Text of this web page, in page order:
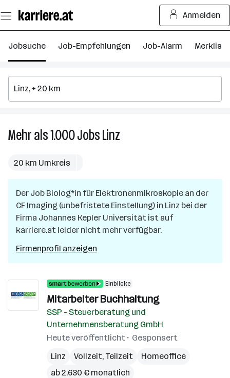
Seiteninhalt
springen
Anmelden
Jobsuche Job-Empfehlungen Job-Alarm Merkliste
Mehr als 1.000JobsLinz
in
Linz
20 km Umkreis
Der Job Biolog*in für Elektronenmikroskopie an der
CF Imaging (unbefristete Einstellung) in Linz bei der
Firma Johannes Kepler Universität ist auf
karriere.at leider nicht mehr verfügbar.
Firmenprofil anzeigen
Einblicke
Mitarbeiter Buchhaltung
SSP - Steuerberatung und
Unternehmensberatung GmbH
Heute veröffentlicht
Gesponsert
Linz
Vollzeit, Teilzeit
Homeoffice
ab 2.630 € monatlich